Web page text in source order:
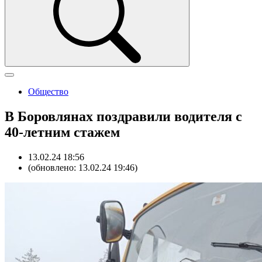
Общество
В Боровлянах поздравили водителя с
40-летним стажем
13.02.24 18:56
(обновлено: 13.02.24 19:46)